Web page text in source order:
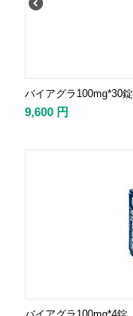
バイアグラ100mg*30錠
9,600 円